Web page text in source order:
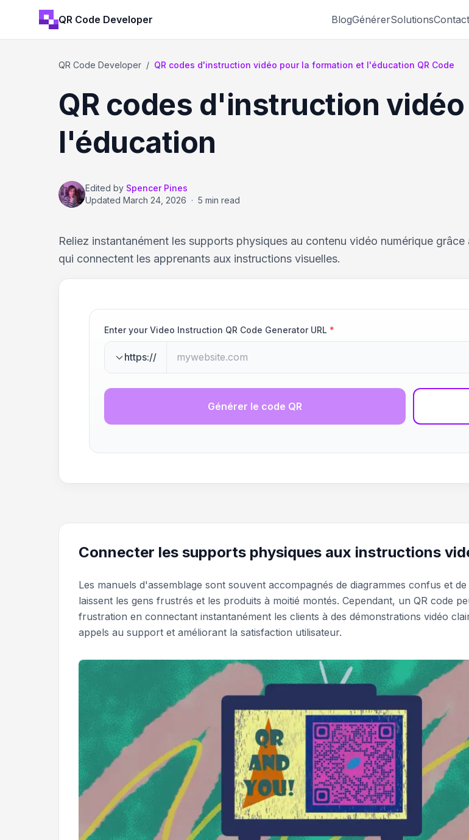
QR Code Developer BlogGénérerSolutionsContact
QR Code Developer / QR codes d'instruction vidéo pour la formation et l'éducation QR Code
QR codes d'instruction
l'éducation
Edited by Spencer Pines
Updated March 24, 2026 · 5 min read
Reliez instantanément les supports physiques au contenu vidéo numérique
qui connectent les apprenants aux instructions visuelles.
Enter your Video Instruction QR Code Generator URL *
https://
Générer le code QR
Connecter les supports physiques aux instructions
Les manuels d'assemblage sont souvent accompagnés de diagrammes confus et
laissent les gens frustrés et les produits à moitié montés. Cependant, un QR code
frustration en connectant instantanément les clients à des démonstrations vidéo
appels au support et améliorant la satisfaction utilisateur.